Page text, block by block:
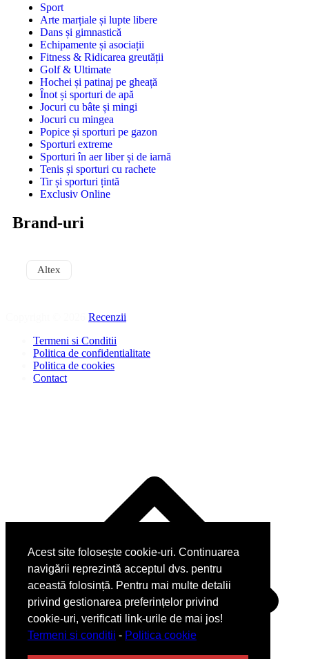
Acest site folosește cookie-uri. Continuarea
navigării reprezintă acceptul dvs. pentru
această folosință. Pentru mai multe detalii
privind gestionarea preferințelor privind
cookie-uri, verificati link-urile de mai jos!
Termeni si conditii - Politica cookie
Sport
Arte marțiale și lupte libere
Dans și gimnastică
Echipamente și asociații
Fitness & Ridicarea greutății
Golf & Ultimate
Hochei și patinaj pe gheață
Înot și sporturi de apă
Jocuri cu bâte și mingi
Jocuri cu mingea
Popice și sporturi pe gazon
Sporturi extreme
Sporturi în aer liber și de iarnă
Tenis și sporturi cu rachete
Tir și sporturi țintă
Exclusiv Online
Brand-uri
Altex
Recenzii
Termeni si Conditii
Politica de confidentialitate
Politica de cookies
Contact